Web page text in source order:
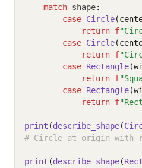
match shape:
case Circle
return f
case Circle
return f
case Rectangle
return f
case Rectangle
return f
print (describe_shape(
# Circle at origin with
print (describe_shape(